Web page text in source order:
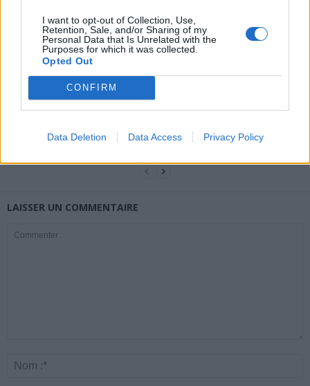
I want to opt-out of Collection, Use,
Retention, Sale, and/or Sharing of my
Personal Data that Is Unrelated with the
Purposes for which it was collected.
Opted Out
CONFIRM
Data Deletion Data Access Privacy Policy
ARTICLES CONNEXES PLUS DE L'AUTEUR
Santé
cardiologues pour
Santé
attention à la pénurie de
lunettes de sécurité
Santé
combattre le cancer
LAISSER UN COMMENTAIRE